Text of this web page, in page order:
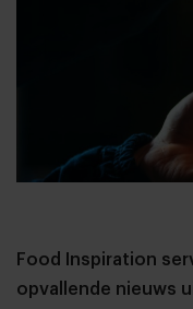
Food Inspiration
opvallende nieuws